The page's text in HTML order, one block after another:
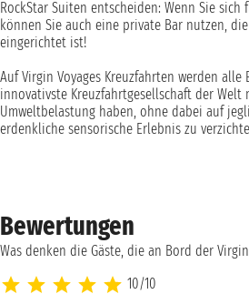
RockStar Suiten entscheiden: Wenn Sie sich
können Sie auch eine private Bar nutzen,
eingerichtet ist!
Auf Virgin Voyages Kreuzfahrten werden
innovativste Kreuzfahrtgesellschaft der
Umweltbelastung haben, ohne dabei auf
erdenkliche sensorische Erlebnis zu
Bewertungen
Was denken die Gäste, die an Bord der
10/10